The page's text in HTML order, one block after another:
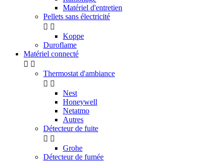
Matériel d'entretien
Pellets sans électricité
 
Koppe
Duroflame
Matériel connecté
 
Thermostat d'ambiance
 
Nest
Honeywell
Netatmo
Autres
Détecteur de fuite
 
Grohe
Détecteur de fumée